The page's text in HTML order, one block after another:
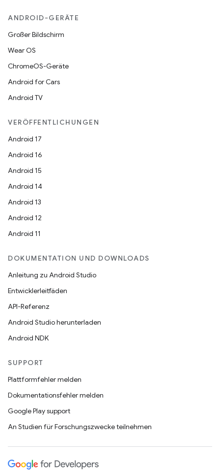
ANDROID-GERÄTE
Großer Bildschirm
Wear OS
ChromeOS-Geräte
Android for Cars
Android TV
VERÖFFENTLICHUNGEN
Android 17
Android 16
Android 15
Android 14
Android 13
Android 12
Android 11
DOKUMENTATION UND DOWNLOADS
Anleitung zu Android Studio
Entwicklerleitfäden
API-Referenz
Android Studio herunterladen
Android NDK
SUPPORT
Plattformfehler melden
Dokumentationsfehler melden
Google Play support
An Studien für Forschungszwecke teilnehmen